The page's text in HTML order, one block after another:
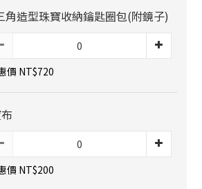
角造型珠寶收納鑰匙圈包(附鏡子)
價 NT$720
價 NT$200